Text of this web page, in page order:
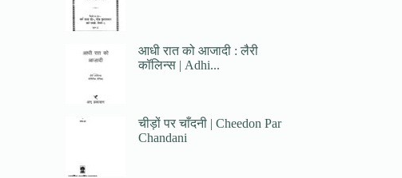
आधी रात को आजादी : लैरी
कॉलिन्स | Adhi...
चीड़ों पर चाँदनी | Cheedon Par
Chandani